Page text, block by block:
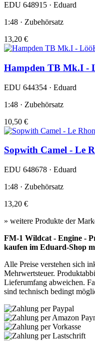
EDU 648915 · Eduard
1:48 · Zubehörsatz
13,20 €
Hampden TB Mk.I -
EDU 644354 · Eduard
1:48 · Zubehörsatz
10,50 €
Sopwith Camel - Le
EDU 648678 · Eduard
1:48 · Zubehörsatz
13,20 €
» weitere Produkte der
FM-1 Wildcat - Engine -
kaufen im Eduard-Shop
Alle Preise verstehen sich
Mehrwertsteuer.
Lieferumfang abweichen.
sind technisch bedingt